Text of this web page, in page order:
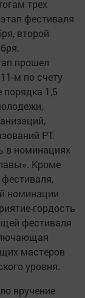
трех
фестиваля
второй
прошел
м по счету
порядка 1,5
РТ.
в номинациях
Кроме
номинации
гордость
фестиваля
мастеров
уровня.
вручение